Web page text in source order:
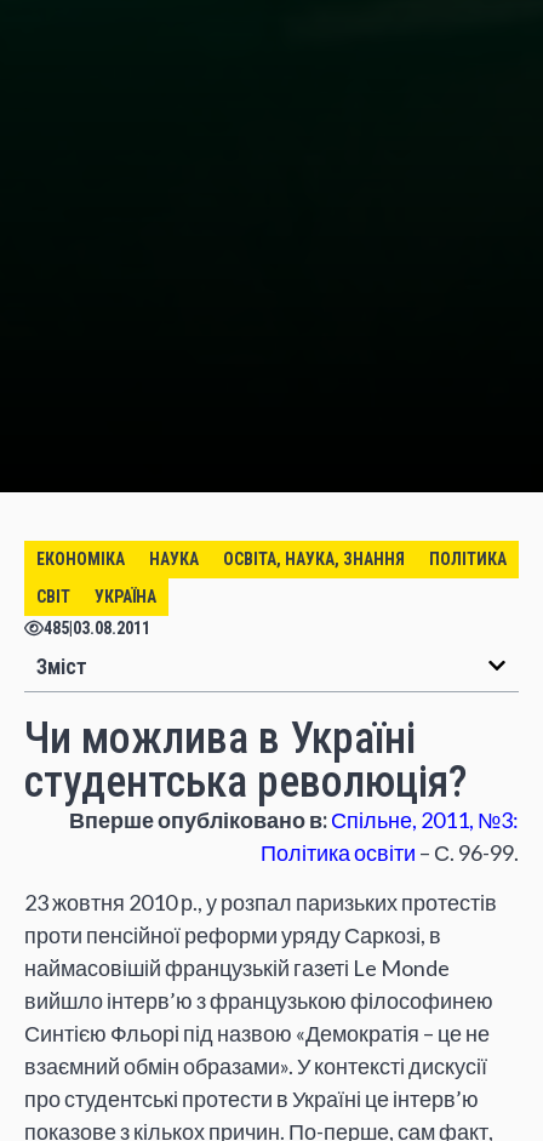
ЕКОНОМІКА НАУКА ОСВІТА, НАУКА, ЗНАННЯ
ПОЛІТИКА
СВІТ
УКРАЇНА
485 03.08.2011
Зміст
Чи можлива в Україні
студентська революція?
Вперше опубліковано в:Спільне, 2011, №3:
Політика освіти – С. 96-99.
23 жовтня 2010 р., у розпал паризьких протестів
проти пенсійної реформи уряду Саркозі, в
наймасовішій французькій газеті Le Monde
вийшло інтерв’ю з французькою філософинею
Синтією Фльорі під назвою «Демократія – це не
взаємний обмін образами». У контексті дискусії
про студентські протести в Україні це інтерв’ю
показове з кількох причин. По-перше, сам факт,